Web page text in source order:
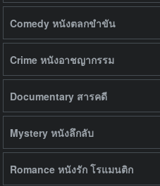
Comedy หนังตลกขำขัน
Crime หนังอาชญากรรม
Documentary สารคดี
Mystery หนังลึกลับ
Romance หนังรัก โรแมนติก